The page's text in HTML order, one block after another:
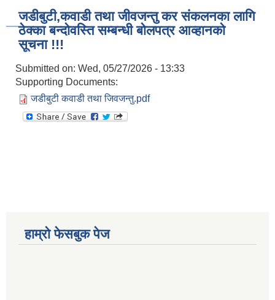
जडीबुटी,कवाडी तथा जीवजन्तु कर संकलनका लागि
ठेक्का बन्दोवस्ति सम्बन्धी बोलपत्र आव्हानको
सूचना !!!
Submitted on: Wed, 05/27/2026 - 13:33
Supporting Documents:
जडीबुटी कवाडी तथा जिवजन्तु.pdf
हाम्रो फेसबुक पेज